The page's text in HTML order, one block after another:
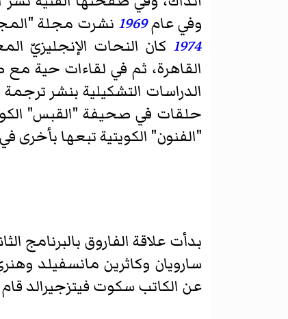
وفي عام1969 نشرت مجلة
1974 كان النحات الإنجليزيّ
القاهرة، ثم في لقاءات حية
الدراسات التشكيلية بنشر
حلقات في صحيفة "القبس"
"الفنون" الكويتية تبعها بأخرى
بدأت علاقة الفاروق بالبرنامج
سارويان وكاثرين مانسفيلد
عن الكاتب سكوت فيتزجيرالد